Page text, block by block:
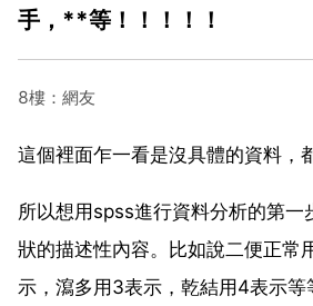
手，**等！！！！！
8樓：網友
這個裡面乍一看是沒具體的資料，
所以想用spss進行資料分析的第一
狀的描述性內容。比如說二便正常
示，瀉多用3表示，乾結用4表示等